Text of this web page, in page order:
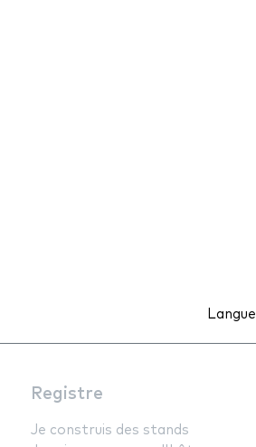
Langue
Registre
Je construis des stands